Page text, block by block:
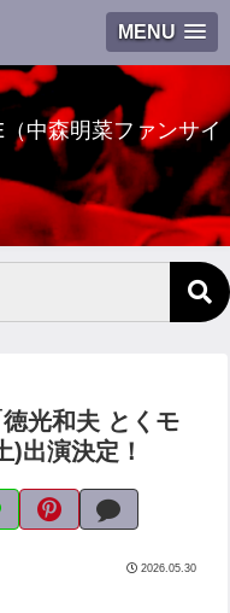
MENU
中森明菜ファンサイ
光和夫 とくモ
)出演決定！
2026.05.30